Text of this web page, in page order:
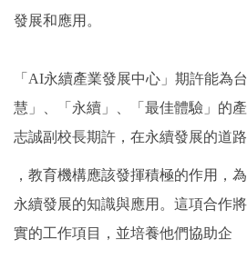
發展和應用。
「AI永續產業發展中心」期許能為
慧」、「永續」、「最佳體驗」的
志誠副校長期許，在永續發展的道
，教育機構應該發揮積極的作用，
永續發展的知識與應用。這項合作
實的工作項目，並培養他們協助企